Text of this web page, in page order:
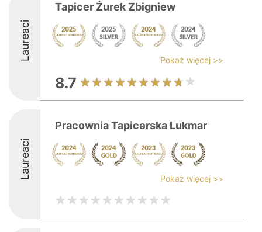
Laureaci
Tapicer Żurek Zbigniew
Pokaż więcej >>
8.7
Laureaci
Pracownia Tapicerska Lukmar
Pokaż więcej >>